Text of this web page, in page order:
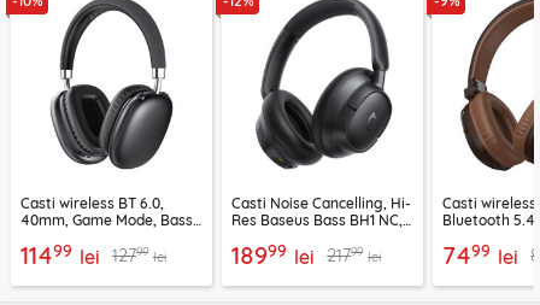
Casti wireless BT 6.0,
40mm, Game Mode, Bass
11499 lei 12799 lei
Casti Noise Cancelling, Hi-
Res Baseus Bass BH1 NC,
18999 lei 21799 lei
Casti
Bluetooth
7499 lei